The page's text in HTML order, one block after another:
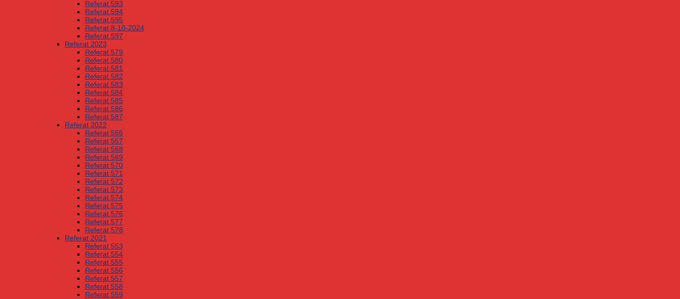
Referat 593
Referat 594
Referat 595
Referat 8-10-2024
Referat 597
Referat 2023
Referat 579
Referat 580
Referat 581
Referat 582
Referat 583
Referat 584
Referat 585
Referat 586
Referat 587
Referat 2022
Referat 566
Referat 567
Referat 568
Referat 569
Referat 570
Referat 571
Referat 572
Referat 573
Referat 574
Referat 575
Referat 576
Referat 577
Referat 578
Referat 2021
Referat 553
Referat 554
Referat 555
Referat 556
Referat 557
Referat 558
Referat 559